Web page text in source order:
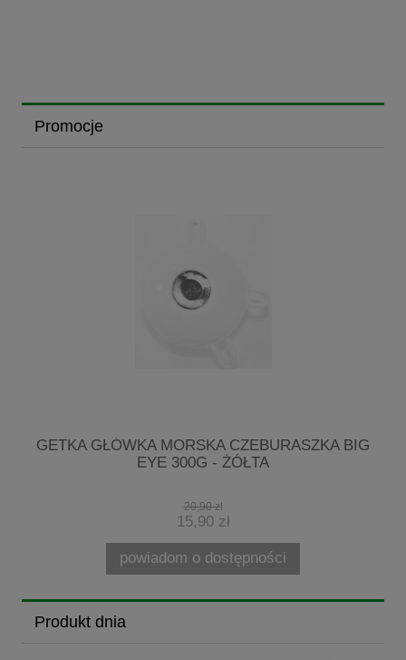
Promocje
GETKA GŁÓWKA MORSKA CZEBURASZKA BIG
EYE 300G - ŻÓŁTA
20,90 zł
15,90 zł
powiadom o dostępności
Produkt dnia